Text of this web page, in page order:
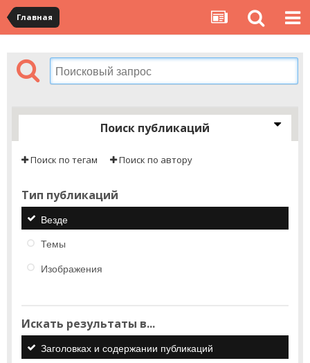
Главная
Поиск публикаций
Поиск по тегам Поиск по автору
Тип публикаций
Везде
Темы
Изображения
Искать результаты в...
Заголовках и содержании публикаций